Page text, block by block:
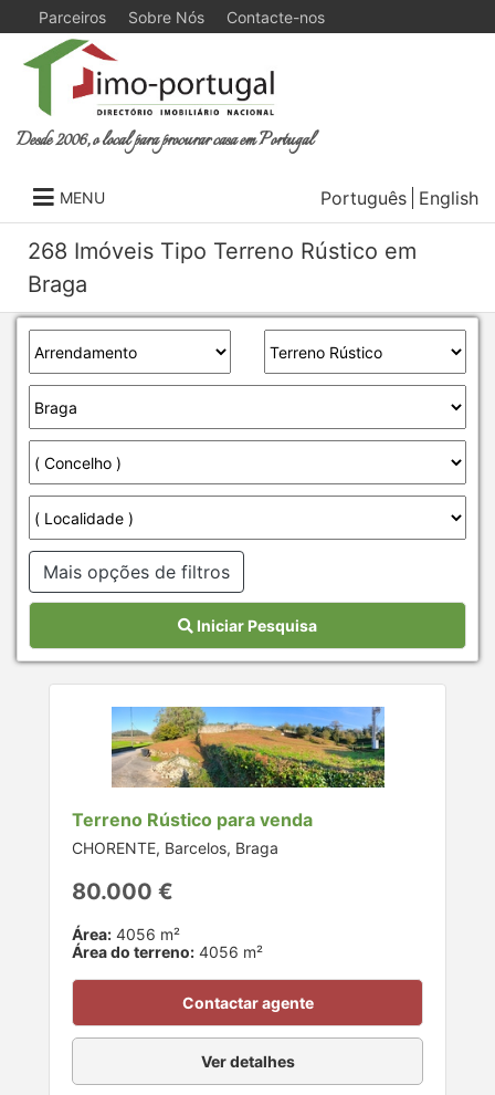
Parceiros Sobre Nós Contacte-nos
Desde 2006, o local para procurar casa em Portugal
MENU Português English
268 Imóveis Tipo Terreno Rústico em
Braga
Mais opções de filtros
Iniciar Pesquisa
Terreno Rústico para venda
CHORENTE, Barcelos, Braga
80.000 €
Área: 4056 m²
Área do terreno: 4056 m²
Contactar agente
Ver detalhes